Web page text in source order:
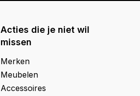
Acties die je niet wil
missen
Merken
Meubelen
Accessoires